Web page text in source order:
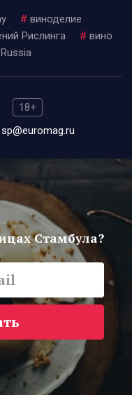
# виноделие
Рислинга # вино
18+
sp@euromag.ru
Стамбула?